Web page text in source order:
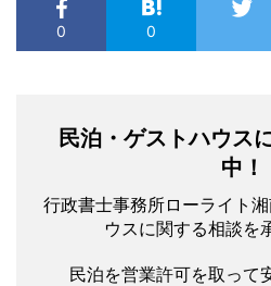
0 0
民泊・ゲストハウス
中！
行政書士事務所ローライト
ウスに関する相談を
民泊を営業許可を取って